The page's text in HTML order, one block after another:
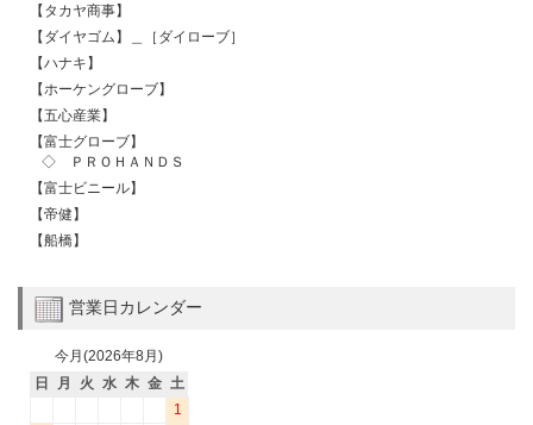
【タカヤ商事】
【ダイヤゴム】＿［ダイローブ］
【ハナキ】
【ホーケングローブ】
【五心産業】
【富士グローブ】
◇ ＰＲＯＨＡＮＤＳ
【富士ビニール】
【帝健】
【船橋】
営業日カレンダー
今月(2026年8月)
日
月 火 水 木 金 土
1